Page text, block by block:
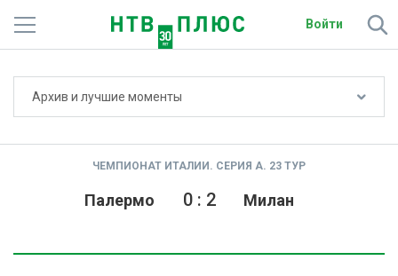
Войти
Архив и лучшие моменты
ЧЕМПИОНАТ ИТАЛИИ. СЕРИЯ А. 23 ТУР
Палермо Милан
0: 2